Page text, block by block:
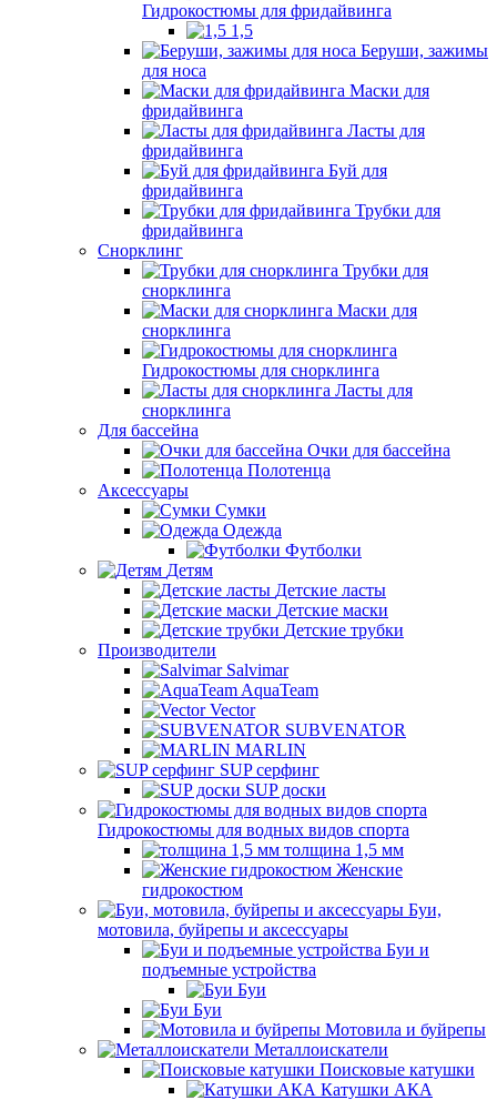
Гидрокостюмы для фридайвинга
1,5
Беруши, зажимы
для носа
Маски для
фридайвинга
Ласты для
фридайвинга
Буй для
фридайвинга
Трубки для
фридайвинга
Снорклинг
Трубки для
снорклинга
Маски для
снорклинга
Гидрокостюмы для снорклинга
Ласты для
снорклинга
Для бассейна
Очки для бассейна
Полотенца
Аксессуары
Сумки
Одежда
Футболки
Детям
Детские ласты
Детские маски
Детские трубки
Производители
Salvimar
AquaTeam
Vector
SUBVENATOR
MARLIN
SUP серфинг
SUP доски
Гидрокостюмы для водных видов спорта
толщина 1,5 мм
Женские
гидрокостюм
Буи,
мотовила, буйрепы и аксессуары
Буи и
подъемные устройства
Буи
Буи
Мотовила и буйрепы
Металлоискатели
Поисковые катушки
Катушки АКА